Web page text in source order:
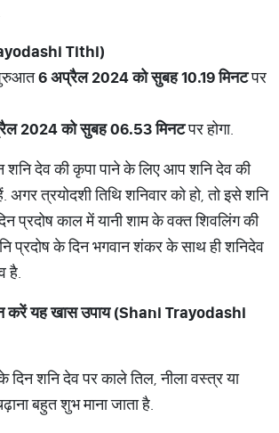
Tithi)
6अप्रैल2024कोसुबह10.19मिनटपर
2024कोसुबह06.53मिनटपर होगा.
शनि देव की कृपा पाने के लिए आप शनि देव की
त्रयोदशी तिथि शनिवार को हो, तो इसे शनि
प्रदोष काल में यानी शाम के वक्त शिवलिंग की
प्रदोष के दिन भगवान शंकर के साथ ही शनिदेव
है.
करेंयहखासउपाय(Shani Trayodashi
दिन शनि देव पर काले तिल, नीला वस्त्र या
बहुत शुभ माना जाता है.